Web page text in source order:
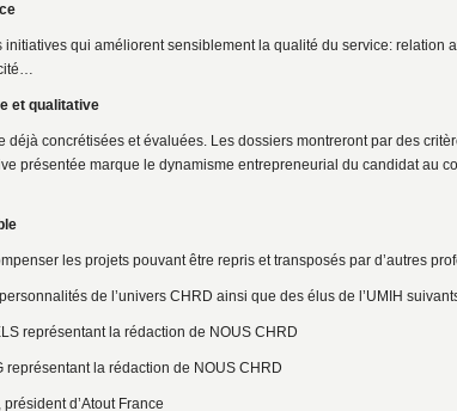
initiatives qui améliorent sensiblement la qualité du service: relation
et qualitative
déjà concrétisées et évaluées. Les dossiers montreront par des
présentée marque le dynamisme entrepreneurial du candidat au
les projets pouvant être repris et transposés par d’autres
de l’univers CHRD ainsi que des élus de l’UMIH
la rédaction de NOUS CHRD
la rédaction de NOUS CHRD
d’Atout France